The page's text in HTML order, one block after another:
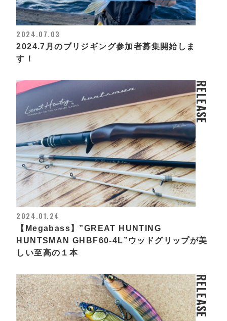
2024.07.03
2024.7月のブリジギング参加者募集開始しま
す！
RELEASE
2024.01.24
【Megabass】”GREAT HUNTING
HUNTSMAN GHBF60-4L”ウッドグリップが美
しい至高の１本
RELEASE